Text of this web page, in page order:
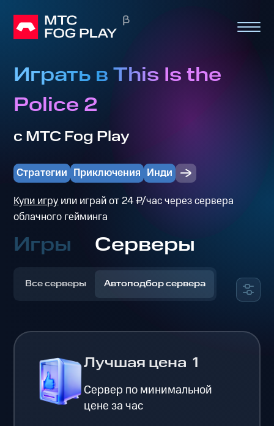
Играть в This Is the
Police 2
с МТС Fog Play
Стратегии Приключения Инди
Купи игруили играй от 24 ₽/час через сервера
облачного гейминга
Игры Серверы
Все серверы Автоподбор сервера
Лучшая цена 1
Сервер по минимальной
цене за час